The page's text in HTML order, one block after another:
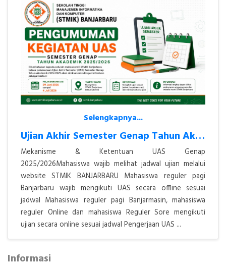
Selengkapnya...
Ujian Akhir Semester Genap Tahun Akademik 2025/2026
Mekanisme & Ketentuan UAS Genap
2025/2026Mahasiswa wajib melihat jadwal ujian melalui
website STMIK BANJARBARU Mahasiswa reguler pagi
Banjarbaru wajib mengikuti UAS secara offline sesuai
jadwal Mahasiswa reguler pagi Banjarmasin, mahasiswa
reguler Online dan mahasiswa Reguler Sore mengikuti
ujian secara online sesuai jadwal Pengerjaan UAS ...
Informasi